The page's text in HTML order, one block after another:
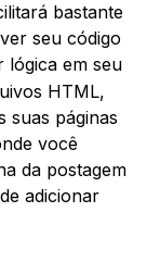
bastante
seu código
lógica em seu
HTML,
suas páginas
você
da postagem
adicionar